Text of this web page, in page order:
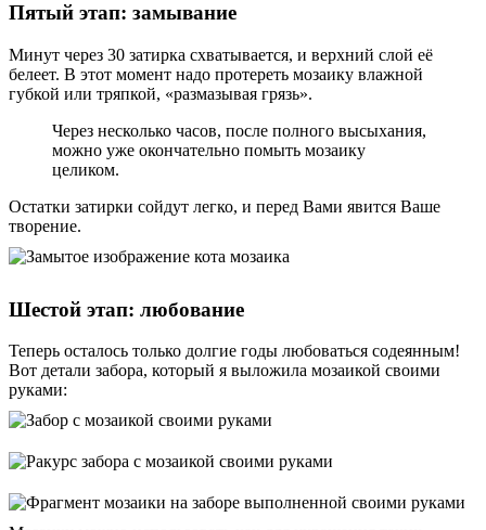
Пятый этап: замывание
Минут через 30 затирка схватывается, и верхний слой её
белеет. В этот момент надо протереть мозаику влажной
губкой или тряпкой, «размазывая грязь».
Через несколько часов, после полного высыхания,
можно уже окончательно помыть мозаику
целиком.
Остатки затирки сойдут легко, и перед Вами явится Ваше
творение.
Шестой этап: любование
Теперь осталось только долгие годы любоваться содеянным!
Вот детали забора, который я выложила мозаикой своими
руками: